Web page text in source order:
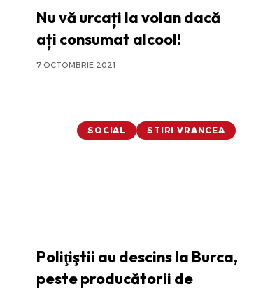
Nu vă urcați la volan dacă
ați consumat alcool!
7 OCTOMBRIE 2021
SOCIAL STIRI VRANCEA
Poliţiştii au descins la Burca,
peste producătorii de